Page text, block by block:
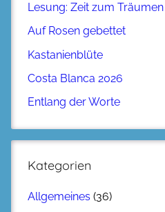
Lesung: Zeit zum Träumen
Auf Rosen gebettet
Kastanienblüte
Costa Blanca 2026
Entlang der Worte
Kategorien
Allgemeines (36)